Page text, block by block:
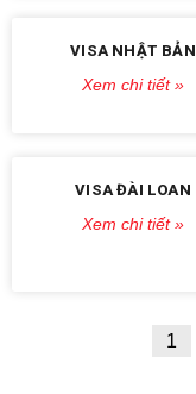
VISA NHẬT BẢN
Xem chi tiết »
VISA ĐÀI LOAN
Xem chi tiết »
1